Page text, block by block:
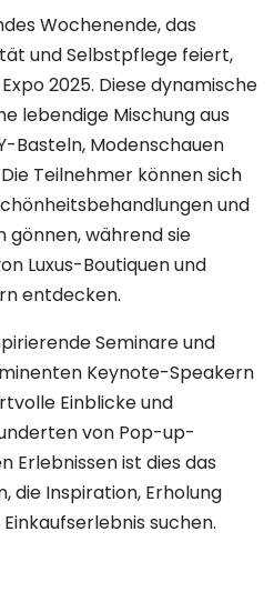
Wochenende, das
und Selbstpflege feiert,
2025. Diese dynamische
lebendige Mischung aus
Basteln, Modenschauen
Teilnehmer können sich
und
während sie
Luxus-Boutiquen und
entdecken.
Seminare und
Keynote-Speakern
Einblicke und
von Pop-up-
Erlebnissen ist dies das
die Inspiration, Erholung
suchen.